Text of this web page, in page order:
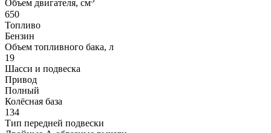
Объем двигателя, см
650
Топливо
Бензин
Объем топливного бака, л
19
Шасси и подвеска
Привод
Полный
Колёсная база
134
Тип передней подвески